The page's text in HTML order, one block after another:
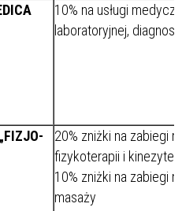
10% na usługi
laboratoryjnej,
20% zniżki na zabiegi
fizykoterapii i
10% zniżki na zabiegi
masaży